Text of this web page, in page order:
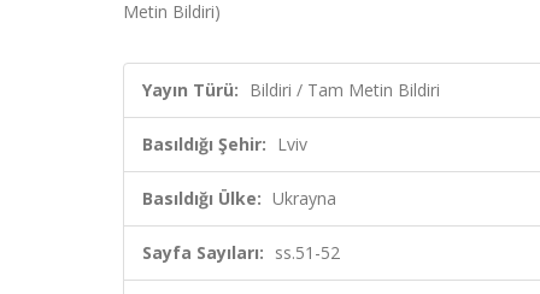
Metin Bildiri)
Yayın Türü: Bildiri / Tam Metin Bildiri
Basıldığı Şehir: Lviv
Basıldığı Ülke: Ukrayna
Sayfa Sayıları: ss.51-52